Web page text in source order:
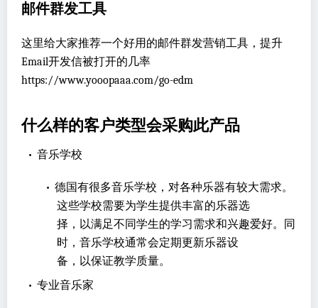
邮件群发工具
这里给大家推荐一个好用的邮件群发营销工具，提升
Email开发信被打开的几率
https://www.yooopaaa.com/go-edm
什么样的客户类型会采购此产品
• 音乐学校
• 德国有很多音乐学校，对各种乐器有较大需求。
这些学校需要为学生提供丰富的乐器选
择，以满足不同学生的学习需求和兴趣爱好。同
时，音乐学校通常会定期更新乐器设
备，以保证教学质量。
• 专业音乐家